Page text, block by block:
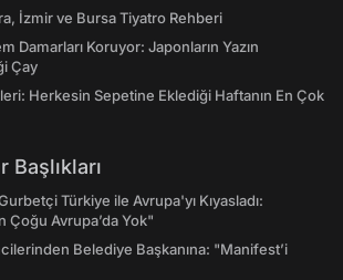
İzmir ve Bursa Tiyatro Rehberi
Damarları Koruyor: Japonların Yazın
Çay
Herkesin Sepetine Eklediği Haftanın En Çok
Başlıkları
Türkiye ile Avrupa'yı Kıyasladı:
Çoğu Avrupa’da Yok"
Belediye Başkanına: "Manifest’i